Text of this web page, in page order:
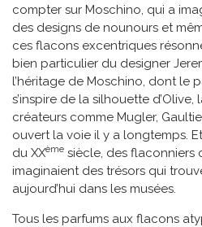
compter sur Moschino, qui a
des designs de nounours et
ces flacons excentriques
bien particulier du designer
l’héritage de Moschino, dont le
s’inspire de la silhouette
créateurs comme Mugler,
ouvert la voie il y a longtemps.
du XXème siècle, des flaconniers
imaginaient des trésors qui
aujourd’hui dans les musées.
Tous les parfums aux flacons